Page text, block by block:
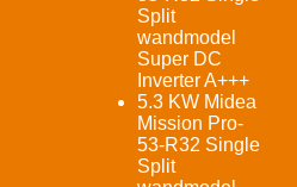
Split
wandmodel
Super DC
Inverter A+++
5.3 KW Midea
Mission Pro-
53-R32 Single
Split